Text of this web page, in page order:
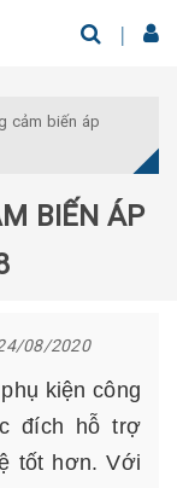
cảm biến áp
BIẾN ÁP
08/2020
kiện công
đích hỗ trợ
tốt hơn. Với